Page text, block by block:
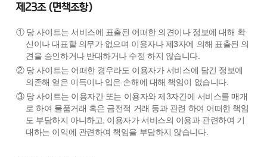
제23조 (면책조항)
① 당 사이트는 서비스에 표출된 어떠한 의견이나 정보에 대해 확
신이나 대표할 의무가 없으며 이용자나 제3자에 의해 표출된 의
견을 승인하거나 반대하거나 수정 하지 않습니다.
② 당 사이트는 어떠한 경우라도 이용자가 서비스에 담긴 정보에
의존해 얻은 이득이나 입은 손해에 대해 책임이 없습니다.
③ 당 사이트는 이용자간 또는 이용자와 제3자간에 서비스를 매개
로 하여 물품거래 혹은 금전적 거래 등과 관련 하여 어떠한 책임
도 부담하지 아니하고, 이용자가 서비스의 이용과 관련하여 기
대하는 이익에 관련하여 책임을 부담하지 않습니다.